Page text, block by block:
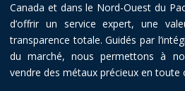
Canada et dans le Nord-Ouest du
d’offrir un service expert, une
transparence totale. Guidés par
du marché, nous permettons à
vendre des métaux précieux en toute